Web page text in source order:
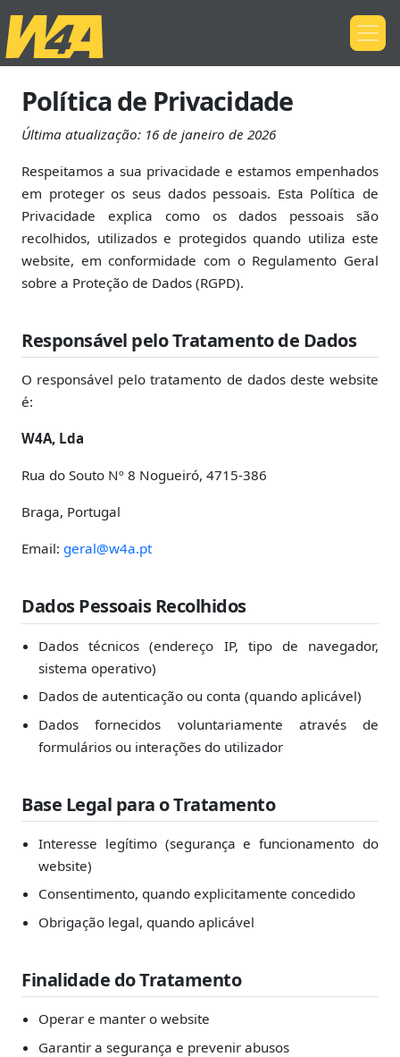
Política de Privacidade
Última atualização: 16 de janeiro de 2026
Respeitamos a sua privacidade e estamos empenhados
em proteger os seus dados pessoais. Esta Política de
Privacidade explica como os dados pessoais são
recolhidos, utilizados e protegidos quando utiliza este
website, em conformidade com o Regulamento Geral
sobre a Proteção de Dados (RGPD).
Responsável pelo Tratamento de Dados
O responsável pelo tratamento de dados deste website
é:
W4A, Lda
Rua do Souto Nº 8 Nogueiró, 4715-386
Braga, Portugal
Email: geral@w4a.pt
Dados Pessoais Recolhidos
Dados técnicos (endereço IP, tipo de navegador,
sistema operativo)
Dados de autenticação ou conta (quando aplicável)
Dados fornecidos voluntariamente através de
formulários ou interações do utilizador
Base Legal para o Tratamento
Interesse legítimo (segurança e funcionamento do
website)
Consentimento, quando explicitamente concedido
Obrigação legal, quando aplicável
Finalidade do Tratamento
Operar e manter o website
Garantir a segurança e prevenir abusos